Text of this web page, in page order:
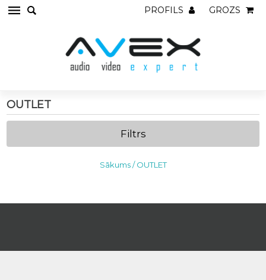
PROFILS GROZS
OUTLET
Filtrs
Sākums/OUTLET